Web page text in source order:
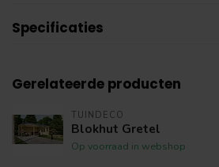
Specificaties
Gerelateerde producten
TUINDECO
Blokhut Gretel
Op voorraad in webshop